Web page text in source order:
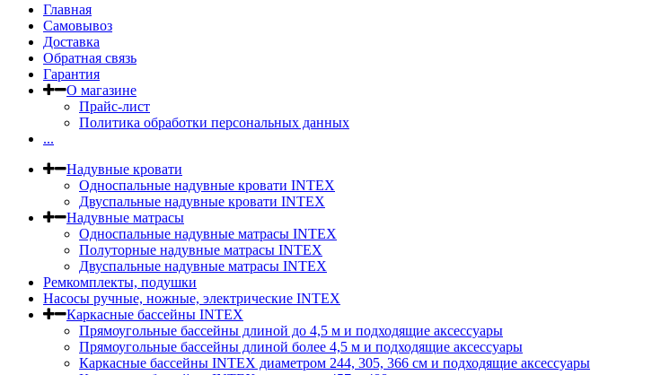
Главная
Самовывоз
Доставка
Обратная связь
Гарантия
О магазине
Прайс-лист
Политика обработки персональных данных
...
Надувные кровати
Односпальные надувные кровати INTEX
Двуспальные надувные кровати INTEX
Надувные матрасы
Односпальные надувные матрасы INTEX
Полуторные надувные матрасы INTEX
Двуспальные надувные матрасы INTEX
Ремкомплекты, подушки
Насосы ручные, ножные, электрические INTEX
Каркасные бассейны INTEX
Прямоугольные бассейны длиной до 4,5 м и подходящие аксессуары
Прямоугольные бассейны длиной более 4,5 м и подходящие аксессуары
Каркасные бассейны INTEX диаметром 244, 305, 366 см и подходящие аксессуары